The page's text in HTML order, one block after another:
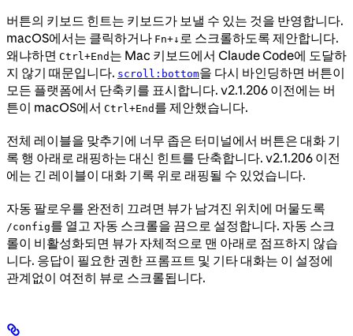
버튼의 키보드 힌트는 키보드가 보낼 수 있는 것을 반영합니다.
macOS에서는 클릭하거나 Fn+↓ 로 스크롤하도록 제안합니다.
왜냐하면 Ctrl+End 는 Mac 키보드에서 Claude Code에 도달하
지 않기 때문입니다. scroll:bottom을 다시 바인딩하면 버튼이
모든 플랫폼에서 단축키를 표시합니다. v2.1.206 이전에는 버
튼이 macOS에서 Ctrl+End 를 제안했습니다.
전체 레이블을 맞추기에 너무 좁은 터미널에서 버튼은 대화 기
록 행 아래로 래핑하는 대신 힌트를 단축합니다. v2.1.206 이전
에는 긴 레이블이 대화 기록 위로 래핑될 수 있었습니다.
자동 팔로우를 완전히 끄려면 뷰가 남겨진 위치에 머물도록
/config를 열고 자동 스크롤을 끔으로 설정합니다. 자동 스크
롤이 비활성화되면 뷰가 자체적으로 맨 아래로 점프하지 않습
니다. 응답이 필요한 권한 프롬프트 및 기타 대화는 이 설정에
관계없이 여전히 뷰로 스크롤됩니다.